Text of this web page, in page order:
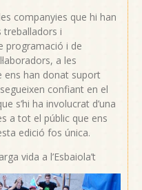
companyies que hi han
i
programació i de
a les
ens han donat suport
confiant en el
s’hi ha involucrat d’una
a tot el públic que ens
edició fos única.
vida a l’Esbaiola’t